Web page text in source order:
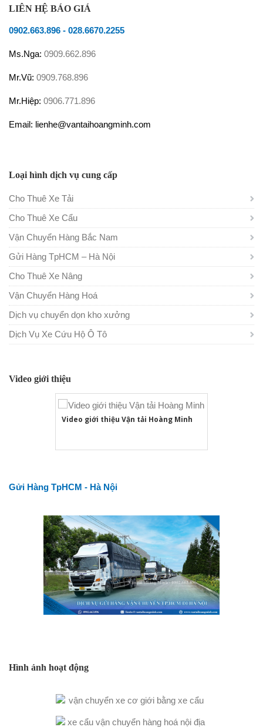
LIÊN HỆ BÁO GIÁ
0902.663.896 - 028.6670.2255
Ms.Nga: 0909.662.896
Mr.Vũ: 0909.768.896
Mr.Hiệp: 0906.771.896
Email: lienhe@vantaihoangminh.com
Loại hình dịch vụ cung cấp
Cho Thuê Xe Tải
Cho Thuê Xe Cẩu
Vận Chuyển Hàng Bắc Nam
Gửi Hàng TpHCM – Hà Nội
Cho Thuê Xe Nâng
Vận Chuyển Hàng Hoá
Dịch vụ chuyển dọn kho xưởng
Dịch Vụ Xe Cứu Hộ Ô Tô
Video giới thiệu
Video giới thiệu Vận tải Hoàng Minh
Gửi Hàng TpHCM - Hà Nội
Hình ảnh hoạt động